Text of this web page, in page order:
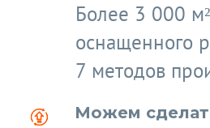
Более 3 000
оснащенного
7 методов
Можем